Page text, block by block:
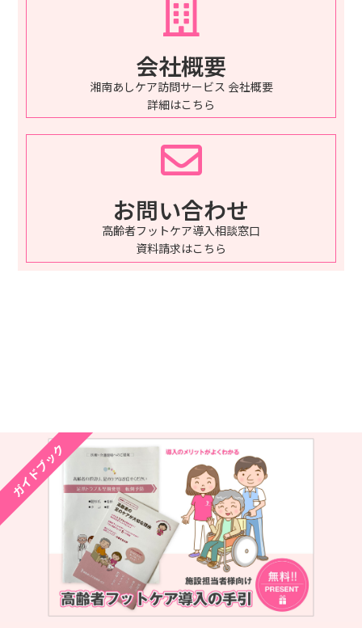
会社概要
湘南あしケア訪問サービス 会社概要
詳細はこちら
お問い合わせ
高齢者フットケア導入相談窓口
資料請求はこちら
ガイドブック